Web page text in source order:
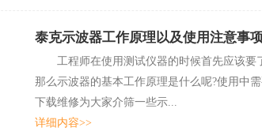
泰克示波器工作原理以及使用注意事
工程师在使用测试仪器的时候首先应该要了
那么示波器的基本工作原理是什么呢?使用中
下载维修为大家介筛一些示...
详细内容>>